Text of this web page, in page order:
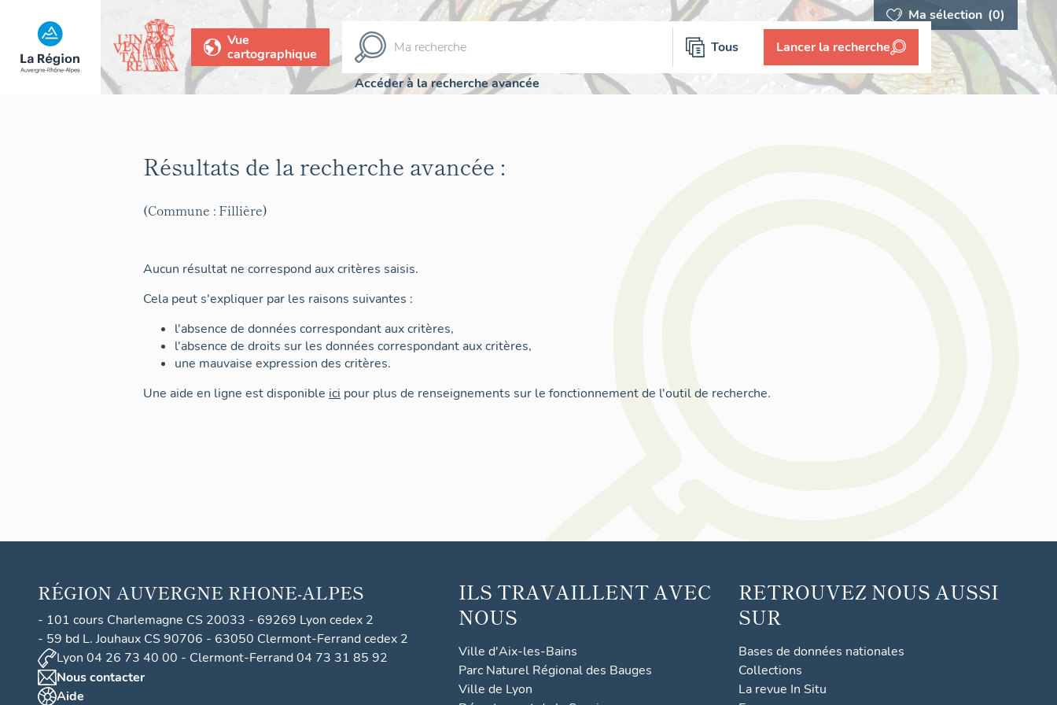
Ma sélection (0)
Vue
cartographique
Tous Lancer la recherche
Accéder à la recherche avancée
Résultats de la recherche avancée :
(Commune : Fillière)
Aucun résultat ne correspond aux critères saisis.
Cela peut s'expliquer par les raisons suivantes :
l'absence de données correspondant aux critères,
l'absence de droits sur les données correspondant aux critères,
une mauvaise expression des critères.
Une aide en ligne est disponible ici pour plus de renseignements sur le fonctionnement de l'outil de recherche.
RÉGION AUVERGNE RHONE-ALPES
- 101 cours Charlemagne CS 20033 - 69269 Lyon cedex 2
- 59 bd L. Jouhaux CS 90706 - 63050 Clermont-Ferrand cedex 2
Lyon 04 26 73 40 00 - Clermont-Ferrand 04 73 31 85 92
Nous contacter
Aide
ILS TRAVAILLENT AVEC
NOUS
Ville d'Aix-les-Bains
Parc Naturel Régional des Bauges
Ville de Lyon
RETROUVEZ NOUS AUSSI
SUR
Bases de données nationales
Collections
La revue In Situ